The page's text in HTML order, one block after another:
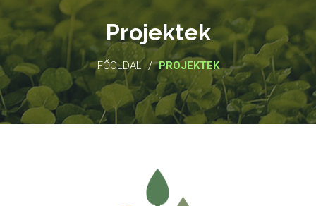
Projektek
FŐOLDAL / PROJEKTEK